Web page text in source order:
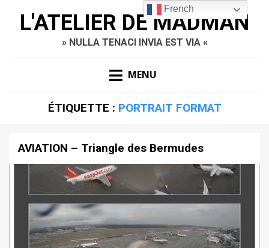
L'ATELIER DE MADMAN
» NULLA TENACI INVIA EST VIA «
MENU
ÉTIQUETTE : PORTRAIT FORMAT
AVIATION – Triangle des Bermudes
French